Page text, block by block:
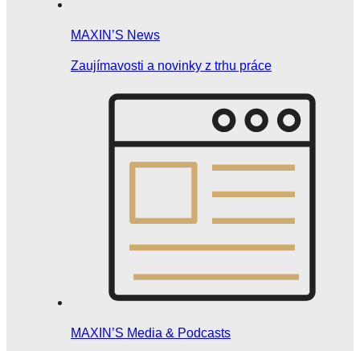
MAXIN’S News
Zaujímavosti a novinky z trhu práce
MAXIN’S Media & Podcasts